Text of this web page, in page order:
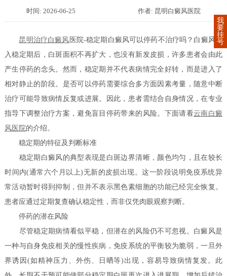
时间: 2026-06-25 作者: 昆明白癜风医院
昆明治疗白癜风 医院-稳定期白癜风可以停药不治疗吗？白癜风进
入稳定期后，白斑面积不再扩大，也没有新发皮损，许多患者会由此
产生停药的念头。然而，稳定期并不代表病情完全好转，而是进入了
相对静止的阶段。是否可以停药需要综合多方面因素考量，随意中断
治疗可能导致病情反复或进展。因此，患者需结合自身情况，在专业
指导下调整治疗方案，避免盲目停药带来的风险。下面请看云南白癜
风医院的介绍。
稳定期的特征及判断标准
稳定期白癜风的典型表现是白斑边界清晰，颜色均匀，且在较长
时间内(通常六个月以上)无新的皮损出现。这一阶段说明免疫系统异
常活动暂时得到抑制，但并不表示黑色素细胞的功能已经完全恢复。
患者应通过定期复查确认稳定性，而非仅凭肉眼观察判断。
停药的潜在风险
尽管稳定期病情看似平稳，但潜在的风险仍不可忽视。白癜风是
一种与自身免疫相关的慢性疾病，免疫系统的平衡较为脆弱，一旦外
界诱因(如精神压力、外伤、日晒等)出现，容易导致病情复发。此
我
要
挂
号